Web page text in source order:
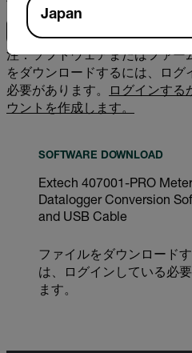
注：ソフトウェアまたはファー
をダウンロードするには、ログ
必要があります。
ログインする
ウントを作成します。
SOFTWARE DOWNLOAD
Extech 407001-PRO
Datalogger Conversion
and USB Cable
ファイルをダウンロード
は、ログインしている必
ます。
Japan